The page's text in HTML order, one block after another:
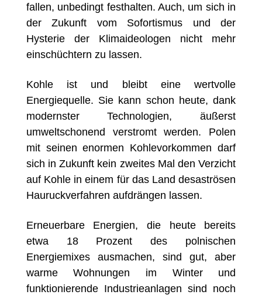
fallen, unbedingt festhalten. Auch, um sich in
der Zukunft vom Sofortismus und der
Hysterie der Klimaideologen nicht mehr
einschüchtern zu lassen.
Kohle ist und bleibt eine wertvolle
Energiequelle. Sie kann schon heute, dank
modernster Technologien, äußerst
umweltschonend verstromt werden. Polen
mit seinen enormen Kohlevorkommen darf
sich in Zukunft kein zweites Mal den Verzicht
auf Kohle in einem für das Land desaströsen
Hauruckverfahren aufdrängen lassen.
Erneuerbare Energien, die heute bereits
etwa 18 Prozent des polnischen
Energiemixes ausmachen, sind gut, aber
warme Wohnungen im Winter und
funktionierende Industrieanlagen sind noch